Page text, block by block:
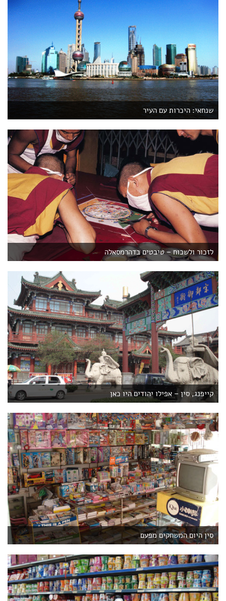
שנחאי: היכרות עם העיר
לזכור ולשכוח – טיבטים בדהרמסאלה
קייפנג, סין – אפילו יהודים היו כאן
סין היום המשחקים מפעם